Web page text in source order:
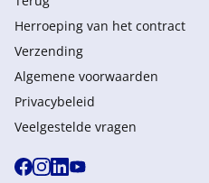
Herroeping van het contract
Verzending
Algemene voorwaarden
Privacybeleid
Veelgestelde vragen